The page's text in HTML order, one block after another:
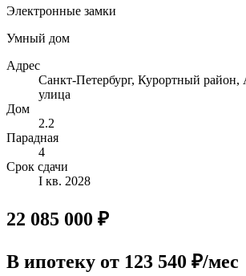
Электронные замки
Умный дом
Адрес
Санкт-Петербург, Курортный район,
улица
Дом
2.2
Парадная
4
Срок сдачи
I кв. 2028
22 085 000 ₽
В ипотеку от 123 540 ₽/мес